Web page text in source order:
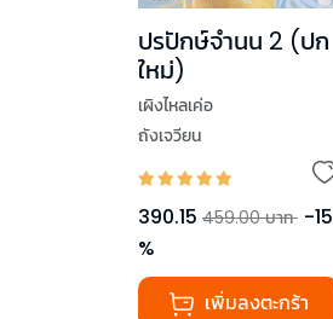
ปรปักษ์จำนน 2 (ปก
ใหม่)
เผิงไหลเค่อ
ถังเจวียน
390.15 459.00 บาท -15
%
เพิ่มลงตะกร้า